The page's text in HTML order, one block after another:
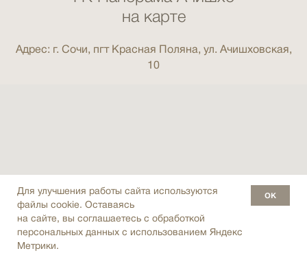
Для улучшения работы сайта используются
файлы cookie. Оставаясь
на сайте, вы соглашаетесь с обработкой
персональных данных с использованием Яндекс
Метрики.
ок
на карте
Адрес: г. Сочи, пгт Красная Поляна, ул. Ачишховская,
10